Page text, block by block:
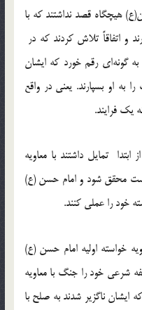
هیچگاه قصد نداشتند که با
و اتفاقاً تلاش کردند که در
به گونه‌ای رقم خورد که ایشان
به او بسپارند. یعنی در واقع
یک فرایند.
تمایل داشتند با معاویه
محقق شود و امام حسن (ع)
خود را عملی کنند.
خواسته اولیه امام حسن (ع)
شرعی خود را جنگ با معاویه
ایشان ناگزیر شدند به صلح با